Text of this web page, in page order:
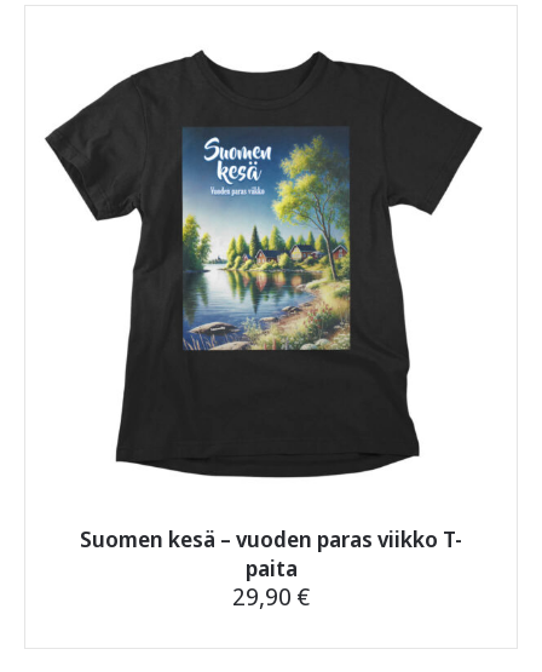
muunnelma.
tehdä
valinnat
tuotteen
sivulla.
Suomen kesä – vuoden paras viikko T-
paita
29,90 €
tuotteella